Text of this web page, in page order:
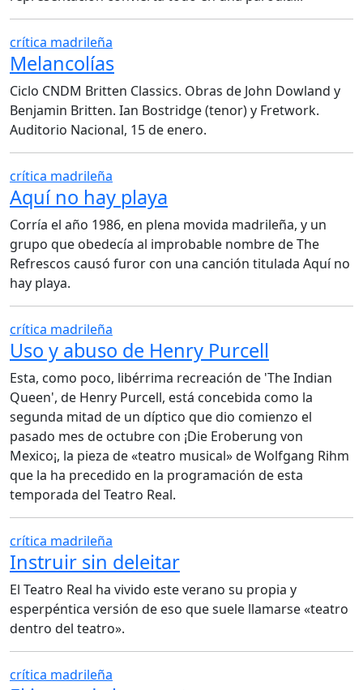
crítica madrileña
Melancolías
Ciclo CNDM Britten Classics. Obras de John Dowland y
Benjamin Britten. Ian Bostridge (tenor) y Fretwork.
Auditorio Nacional, 15 de enero.
crítica madrileña
Aquí no hay playa
Corría el año 1986, en plena movida madrileña, y un
grupo que obedecía al improbable nombre de The
Refrescos causó furor con una canción titulada Aquí no
hay playa.
crítica madrileña
Uso y abuso de Henry Purcell
Esta, como poco, libérrima recreación de 'The Indian
Queen', de Henry Purcell, está concebida como la
segunda mitad de un díptico que dio comienzo el
pasado mes de octubre con ¡Die Eroberung von
Mexico¡, la pieza de «teatro musical» de Wolfgang Rihm
que la ha precedido en la programación de esta
temporada del Teatro Real.
crítica madrileña
Instruir sin deleitar
El Teatro Real ha vivido este verano su propia y
esperpéntica versión de eso que suele llamarse «teatro
dentro del teatro».
crítica madrileña